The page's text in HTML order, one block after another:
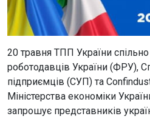
20 травня ТПП України
роботодавців України (ФРУ),
підприємців (СУП) та
Міністерства економіки
запрошує представників